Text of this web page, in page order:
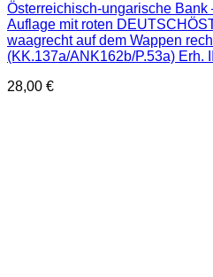
Österreichisch-ungarische Bank
Auflage mit roten
waagrecht auf dem Wappen
(KK.137a/ANK162b/P.53a) Erh.
28,00 €